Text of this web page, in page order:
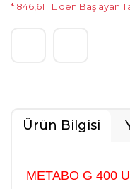
* 846,61 TL den Başlayan
Ürün Bilgisi
METABO G 400